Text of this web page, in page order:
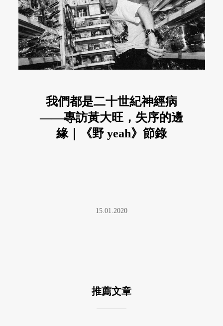
我們都是二十世紀神經病
——專訪黃大旺，失序的邊
緣｜《野 yeah》節錄
15.01.2020
推薦文章